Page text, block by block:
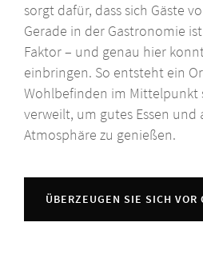
sorgt dafür, dass sich Gäste
Gerade in der Gastronomie
Faktor – und genau hier
einbringen. So entsteht ein
Wohlbefinden im
verweilt, um gutes Essen
Atmosphäre zu genießen.
ÜBERZEUGEN SIE SICH VOR